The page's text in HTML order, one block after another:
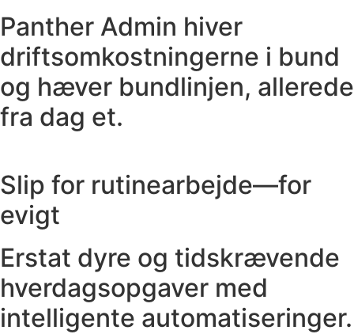
Panther Admin hiver
driftsomkostningerne i bund
og hæver bundlinjen, allerede
fra dag et.
Slip for rutinearbejde—for
evigt
Erstat dyre og tidskrævende
hverdagsopgaver med
intelligente automatiseringer.